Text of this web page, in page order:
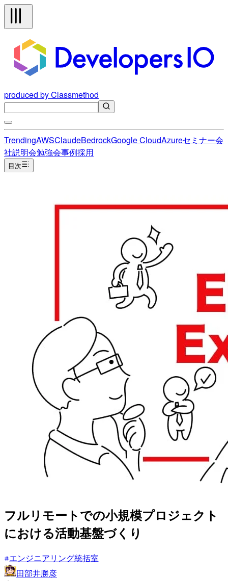
produced by Classmethod
TrendingAWSClaudeBedrockGoogle CloudAzureセミナー会
社説明会勉強会事例採用
目次
フルリモートでの小規模プロジェクト
における活動基盤づくり
エンジニアリング統括室
田部井勝彦